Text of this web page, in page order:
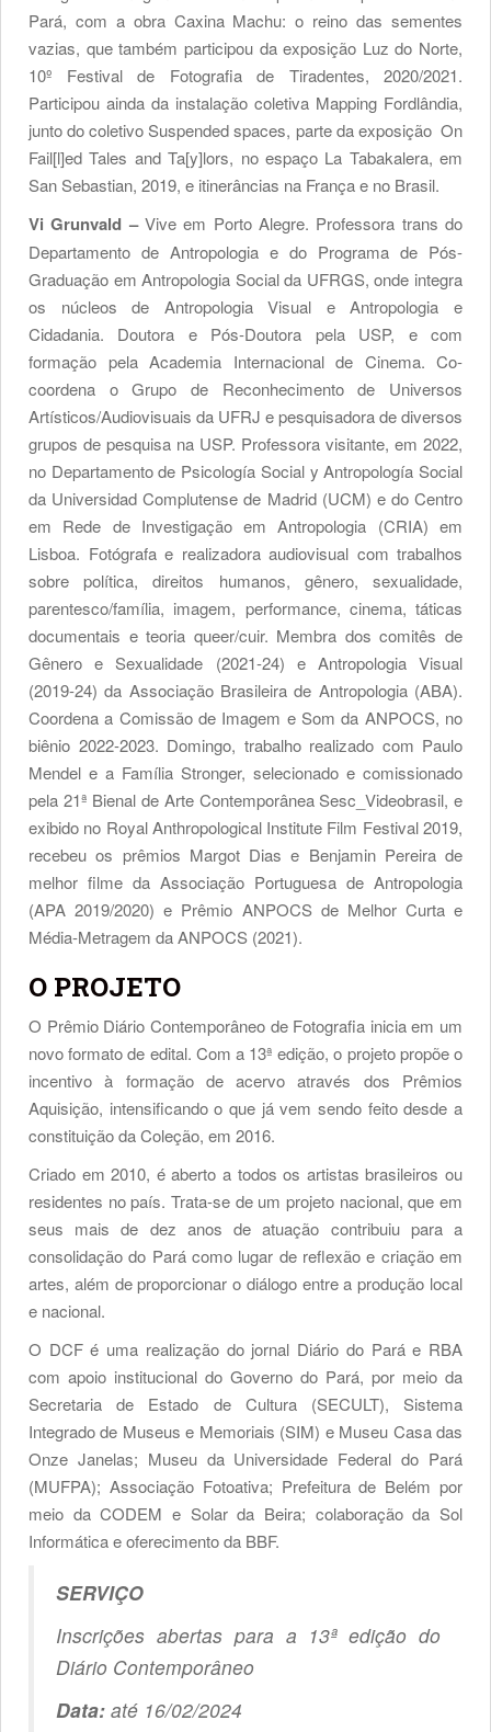
Pará, com a obra Caxina Machu: o reino das sementes
vazias, que também participou da exposição Luz do Norte,
10º Festival de Fotografia de Tiradentes, 2020/2021.
Participou ainda da instalação coletiva Mapping Fordlândia,
junto do coletivo Suspended spaces, parte da exposição On
Fail[l]ed Tales and Ta[y]lors, no espaço La Tabakalera, em
San Sebastian, 2019, e itinerâncias na França e no Brasil.
Vi Grunvald – Vive em Porto Alegre. Professora trans do
Departamento de Antropologia e do Programa de Pós-
Graduação em Antropologia Social da UFRGS, onde integra
os núcleos de Antropologia Visual e Antropologia e
Cidadania. Doutora e Pós-Doutora pela USP, e com
formação pela Academia Internacional de Cinema. Co-
coordena o Grupo de Reconhecimento de Universos
Artísticos/Audiovisuais da UFRJ e pesquisadora de diversos
grupos de pesquisa na USP. Professora visitante, em 2022,
no Departamento de Psicología Social y Antropología Social
da Universidad Complutense de Madrid (UCM) e do Centro
em Rede de Investigação em Antropologia (CRIA) em
Lisboa. Fotógrafa e realizadora audiovisual com trabalhos
sobre política, direitos humanos, gênero, sexualidade,
parentesco/família, imagem, performance, cinema, táticas
documentais e teoria queer/cuir. Membra dos comitês de
Gênero e Sexualidade (2021-24) e Antropologia Visual
(2019-24) da Associação Brasileira de Antropologia (ABA).
Coordena a Comissão de Imagem e Som da ANPOCS, no
biênio 2022-2023. Domingo, trabalho realizado com Paulo
Mendel e a Família Stronger, selecionado e comissionado
pela 21ª Bienal de Arte Contemporânea Sesc_Videobrasil, e
exibido no Royal Anthropological Institute Film Festival 2019,
recebeu os prêmios Margot Dias e Benjamin Pereira de
melhor filme da Associação Portuguesa de Antropologia
(APA 2019/2020) e Prêmio ANPOCS de Melhor Curta e
Média-Metragem da ANPOCS (2021).
O PROJETO
O Prêmio Diário Contemporâneo de Fotografia inicia em um
novo formato de edital. Com a 13ª edição, o projeto propõe o
incentivo à formação de acervo através dos Prêmios
Aquisição, intensificando o que já vem sendo feito desde a
constituição da Coleção, em 2016.
Criado em 2010, é aberto a todos os artistas brasileiros ou
residentes no país. Trata-se de um projeto nacional, que em
seus mais de dez anos de atuação contribuiu para a
consolidação do Pará como lugar de reflexão e criação em
artes, além de proporcionar o diálogo entre a produção local
e nacional.
O DCF é uma realização do jornal Diário do Pará e RBA
com apoio institucional do Governo do Pará, por meio da
Secretaria de Estado de Cultura (SECULT), Sistema
Integrado de Museus e Memoriais (SIM) e Museu Casa das
Onze Janelas; Museu da Universidade Federal do Pará
(MUFPA); Associação Fotoativa; Prefeitura de Belém por
meio da CODEM e Solar da Beira; colaboração da Sol
Informática e oferecimento da BBF.
SERVIÇO
Inscrições abertas para a 13ª edição do
Diário Contemporâneo
Data: até 16/02/2024